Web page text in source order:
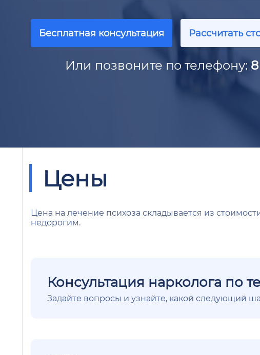
Бесплатная консультация Рассчитать
Или позвоните по телефону:
Цены
Цена на лечение психоза складывается из
недорогим.
Консультация нарколога по
Задайте вопросы и узнайте, какой следующий